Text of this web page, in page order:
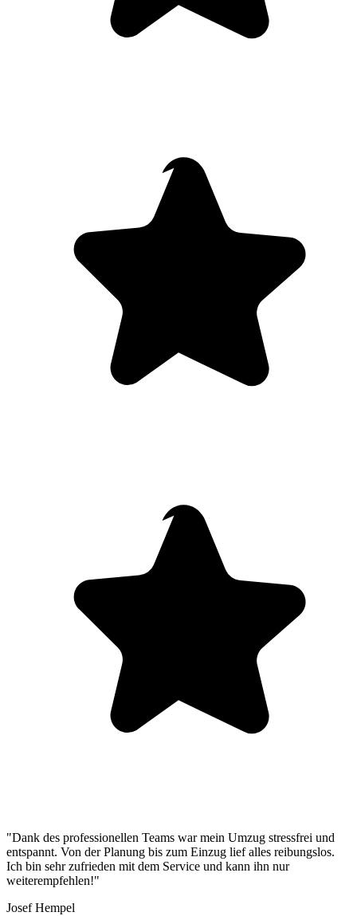
"Dank des professionellen Teams war mein Umzug stressfrei und
entspannt. Von der Planung bis zum Einzug lief alles reibungslos.
Ich bin sehr zufrieden mit dem Service und kann ihn nur
weiterempfehlen!"
Josef Hempel